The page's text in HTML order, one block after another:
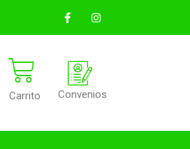
Carrito Convenios